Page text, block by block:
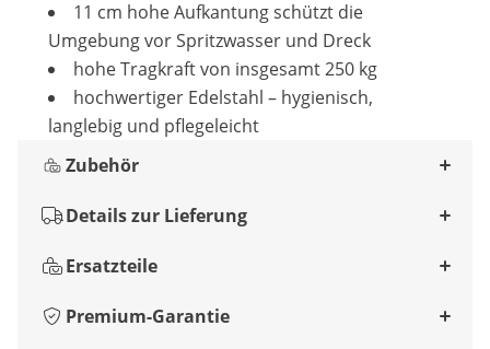
11 cm hohe Aufkantung schützt die
Umgebung vor Spritzwasser und Dreck
hohe Tragkraft von insgesamt 250 kg
hochwertiger Edelstahl – hygienisch,
langlebig und pflegeleicht
Zubehör
Details zur Lieferung
Ersatzteile
Premium-Garantie